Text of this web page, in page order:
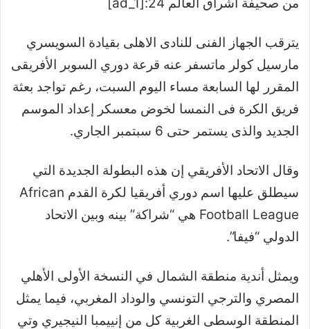
يترقب الجهاز الفنى للنادى الاهلى بقيادة السويسري
مارسيل كولر ماتسفر عنه قرعة دوري السوبر الأفريقى
المقرر لها السابعة مساء اليوم السبت، رغم تواجد بعثة
فريق الكرة فى النمسا لخوض معسكر إعداد الموسم
الجديد والذى يستمر حتى 6 سبتمبر الجاري.
وقال الاتحاد الأفريقي إن هذه البطولة الجديدة التي
سيطلق عليها اسم دوري أفريقيا لكرة القدم African
Football League هي “شراكة” بينه وبين الاتحاد
الدولي “فيفا”.
ويمثل أندية منطقة الشمال في النسخة الأولى الأهلي
المصري والترجي التونسي والوداد المغربي، فيما يمثل
المنطقة الوسطى الغربية كل من إنييمبا النيجيري وتي